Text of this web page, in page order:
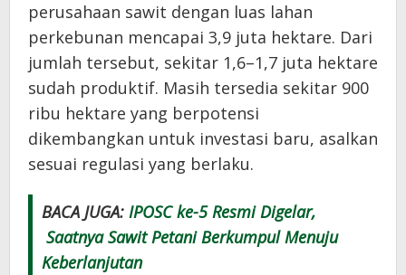
perusahaan sawit dengan luas lahan
perkebunan mencapai 3,9 juta hektare. Dari
jumlah tersebut, sekitar 1,6–1,7 juta hektare
sudah produktif. Masih tersedia sekitar 900
ribu hektare yang berpotensi
dikembangkan untuk investasi baru, asalkan
sesuai regulasi yang berlaku.
BACA JUGA: IPOSC ke-5 Resmi Digelar,
Saatnya Sawit Petani Berkumpul Menuju
Keberlanjutan